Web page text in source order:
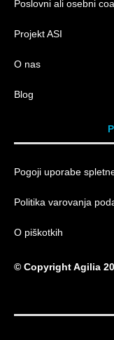
Poslovni ali osebni
Projekt ASI
O nas
Blog
Pogoji uporabe
Politika varovanja
O piškotkih
© Copyright Agilia